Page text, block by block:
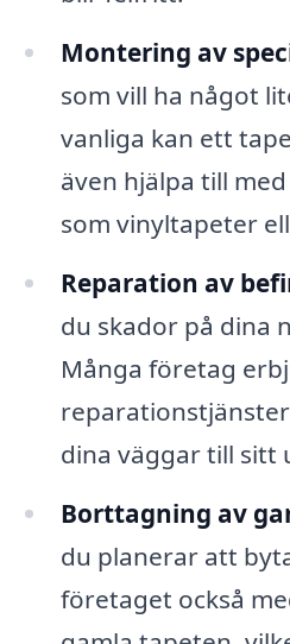
Montering av
som vill ha något
vanliga kan ett
även hjälpa till
som vinyltapeter
Reparation av
du skador på dina
Många företag
dina väggar till sitt
Borttagning av
du planerar att
företaget också